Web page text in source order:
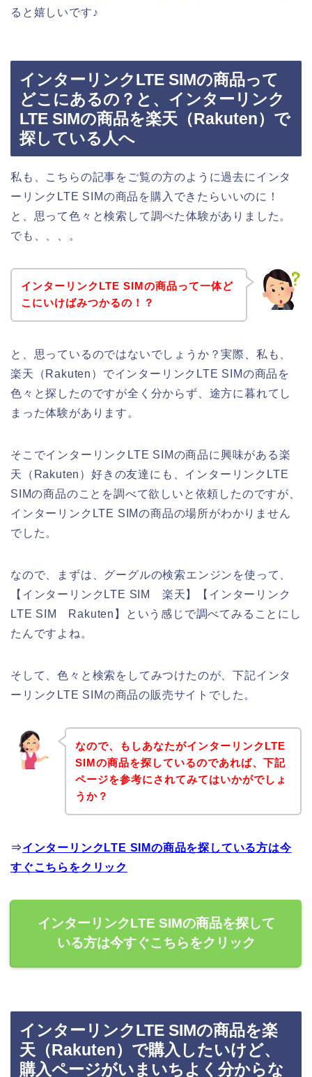
ると嬉しいです♪
インターリンクLTE SIMの商品って
どこにあるの？と、インターリンク
LTE SIMの商品を楽天（Rakuten）で
探している人へ
私も、こちらの記事をご覧の方のように過去にインタ
ーリンクLTE SIMの商品を購入できたらいいのに！
と、思って色々と検索して調べた体験がありました。
でも、、、。
インターリンクLTE SIMの商品って一体ど
こにいけばみつかるの！？
と、思っているのではないでしょうか？実際、私も、
楽天（Rakuten）でインターリンクLTE SIMの商品を
色々と探したのですが全く分からず、途方に暮れてし
まった体験があります。
そこでインターリンクLTE SIMの商品に興味がある楽
天（Rakuten）好きの友達にも、インターリンクLTE
SIMの商品のことを調べて欲しいと依頼したのですが、
インターリンクLTE SIMの商品の場所がわかりません
でした。
なので、まずは、グーグルの検索エンジンを使って、
【インターリンクLTE SIM 楽天】【インターリンク
LTE SIM Rakuten】という感じで調べてみることにし
たんですよね。
そして、色々と検索をしてみつけたのが、下記インタ
ーリンクLTE SIMの商品の販売サイトでした。
なので、もしあなたがインターリンクLTE
SIMの商品を探しているのであれば、下記
ページを参考にされてみてはいかがでしょ
うか？
⇒インターリンクLTE SIMの商品を探している方は今
すぐこちらをクリック
インターリンクLTE SIMの商品を探して
いる方は今すぐこちらをクリック
インターリンクLTE SIMの商品を楽
天（Rakuten）で購入したいけど、
購入ページがいまいちよく分からな